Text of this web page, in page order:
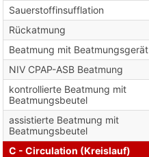
Sauerstoffinsufflation
Rückatmung
Beatmung mit Beatmungsgerät
NIV CPAP-ASB Beatmung
kontrollierte Beatmung mit
Beatmungsbeutel
assistierte Beatmung mit
Beatmungsbeutel
C - Circulation (Kreislauf)